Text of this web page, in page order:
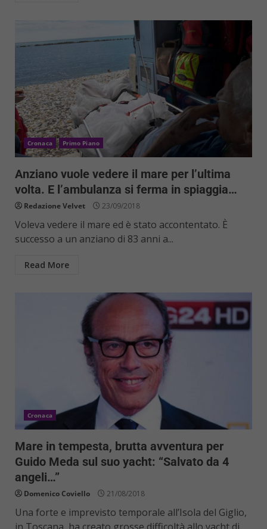
Cronaca Primo Piano
Anziano vuole vedere il mare per l’ultima
volta. E l’ambulanza si ferma in spiaggia…
Redazione Velvet 23/09/2018
Voleva vedere il mare ed è stato accontentato. È
successo a un anziano di 83 anni a...
Read More
Cronaca
Mare in tempesta, brutta avventura per
Guido Meda sul suo yacht: “Salvato da 4
angeli…”
Domenico Coviello 21/08/2018
Una forte e imprevisto temporale all’Isola del Giglio,
in Toscana, ha creato grosse difficoltà allo yacht di...